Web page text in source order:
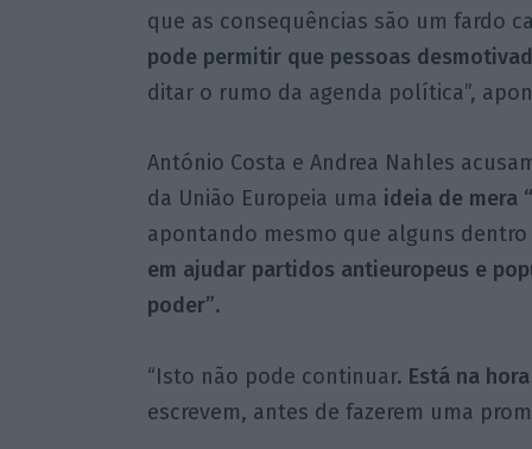
que as consequências são um fardo
pode permitir que pessoas
ditar o rumo da agenda política”,
António Costa e Andrea Nahles
da União Europeia uma ideia de mera
apontando mesmo que alguns dentro
em ajudar partidos antieuropeus e
poder”.
“Isto não pode continuar. Está na
escrevem, antes de fazerem uma